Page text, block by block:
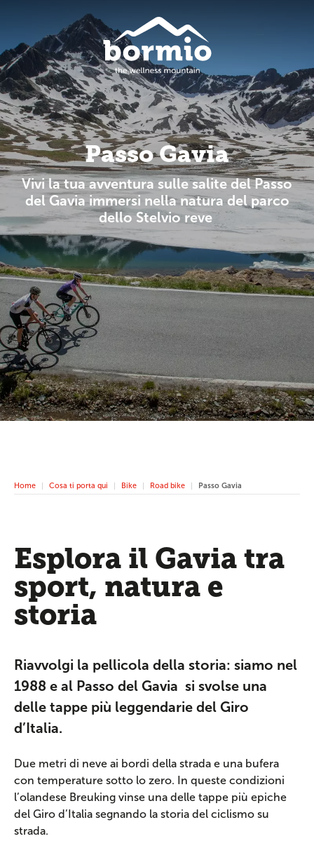
Passo Gavia
Vivi la tua avventura sulle salite del Passo
del Gavia immersi nella natura del parco
dello Stelvio reve
Home Cosa ti porta qui Bike Road bike Passo Gavia
Esplora il Gavia tra
sport, natura e
storia
Riavvolgi la pellicola della storia: siamo nel
1988 e al Passo del Gavia si svolse una
delle tappe più leggendarie del Giro
d’Italia.
Due metri di neve ai bordi della strada e una bufera
con temperature sotto lo zero. In queste condizioni
l’olandese Breuking vinse una delle tappe più epiche
del Giro d’Italia segnando la storia del ciclismo su
strada.